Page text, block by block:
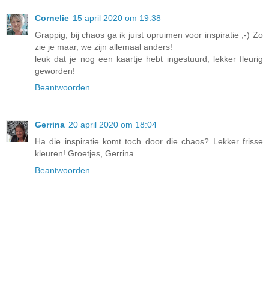
Cornelie 15 april 2020 om 19:38
Grappig, bij chaos ga ik juist opruimen voor inspiratie ;-) Zo
zie je maar, we zijn allemaal anders!
leuk dat je nog een kaartje hebt ingestuurd, lekker fleurig
geworden!
Beantwoorden
Gerrina 20 april 2020 om 18:04
Ha die inspiratie komt toch door die chaos? Lekker frisse
kleuren! Groetjes, Gerrina
Beantwoorden